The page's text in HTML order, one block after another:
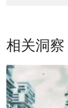
相关洞察